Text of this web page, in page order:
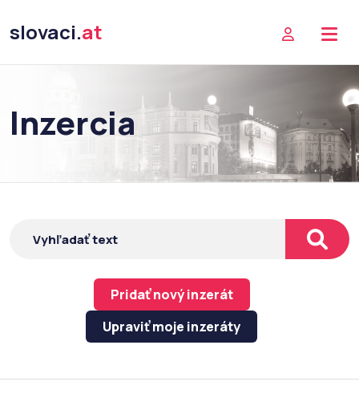
slovaci.at
Inzercia
Pridať nový inzerát
Upraviť moje inzeráty